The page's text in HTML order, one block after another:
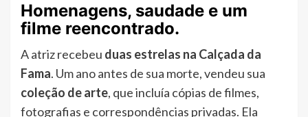
Homenagens, saudade e um
filme reencontrado.
A atriz recebeu duas estrelas na Calçada da
Fama. Um ano antes de sua morte, vendeu sua
coleção de arte, que incluía cópias de filmes,
fotografias e correspondências privadas. Ela